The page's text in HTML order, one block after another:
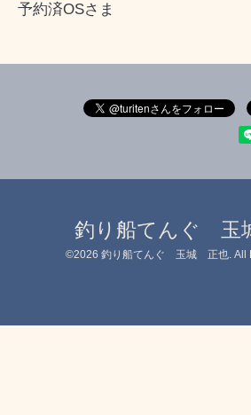
予約済OSさま
釣り船てんぐ
©2026 釣り船てんぐ 玉城 正也. All